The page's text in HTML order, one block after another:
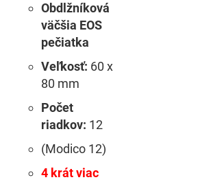
Obdlžníková
väčšia EOS
pečiatka
Veľkosť: 60 x
80 mm
Počet
riadkov: 12
(Modico 12)
4 krát viac